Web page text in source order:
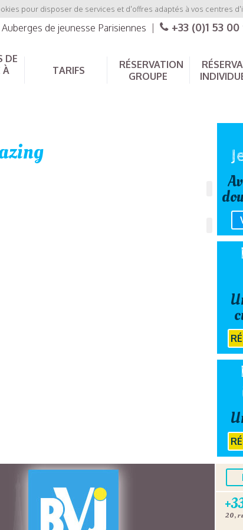
pour disposer de services et d'offres adaptés à vos centres
de jeunesse Parisiennes +33 (0)1 53
DE
À
TARIFS
RÉSERVATION
GROUPE
20,